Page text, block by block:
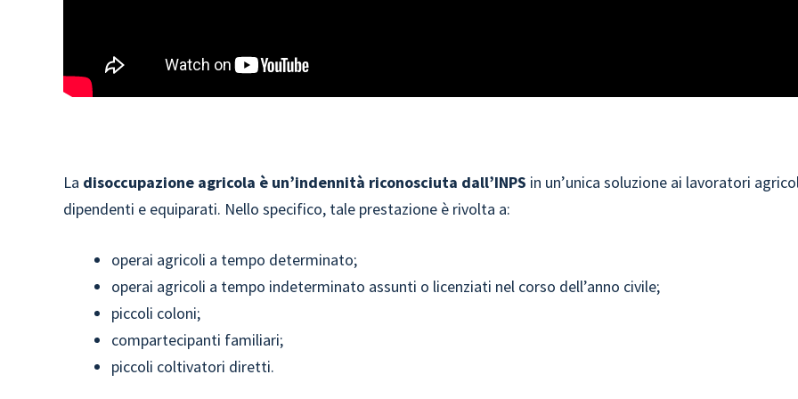
La disoccupazione agricola è un’indennità riconosciuta dall’INPS in un’unica soluzione ai lavoratori
dipendenti e equiparati. Nello specifico, tale prestazione è rivolta a:
operai agricoli a tempo determinato;
operai agricoli a tempo indeterminato assunti o licenziati nel corso dell’anno civile;
piccoli coloni;
compartecipanti familiari;
piccoli coltivatori diretti.